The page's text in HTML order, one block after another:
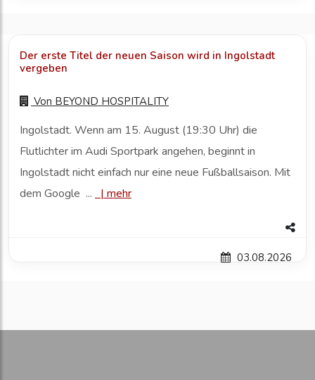
Der erste Titel der neuen Saison wird in Ingolstadt
vergeben
Von BEYOND HOSPITALITY
Ingolstadt. Wenn am 15. August (19:30 Uhr) die
Flutlichter im Audi Sportpark angehen, beginnt in
Ingolstadt nicht einfach nur eine neue Fußballsaison. Mit
dem Google ...
| mehr
03.08.2026